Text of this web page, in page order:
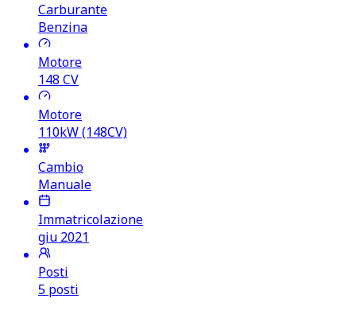
Carburante
Benzina
Motore
148 CV
Motore
110kW (148CV)
Cambio
Manuale
Immatricolazione
giu 2021
Posti
5 posti